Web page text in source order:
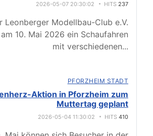
2026-05-07 20:30:02 HITS 237
Leonberger Modellbau-Club e.V.
10. Mai 2026 ein Schaufahren
mit verschiedenen...
PFORZHEIM STADT
Aktion in Pforzheim zum
Muttertag geplant
2026-05-04 11:30:02 HITS 410